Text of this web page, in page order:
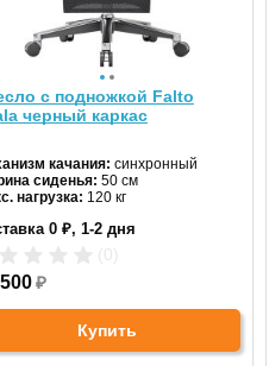
с подножкой Falto
черный каркас
качания: синхронный
сиденья: 50 см
нагрузка: 120 кг
спинки:сетка
серый
0 ₽, 1-2 дня
₽
Купить